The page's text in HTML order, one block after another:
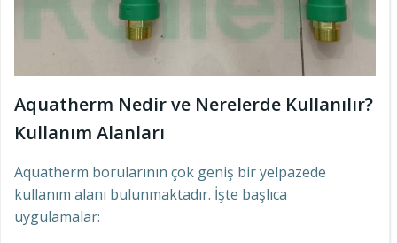
Aquatherm Nedir ve Nerelerde Kullanılır?
Kullanım Alanları
Aquatherm borularının çok geniş bir yelpazede
kullanım alanı bulunmaktadır. İşte başlıca
uygulamalar: